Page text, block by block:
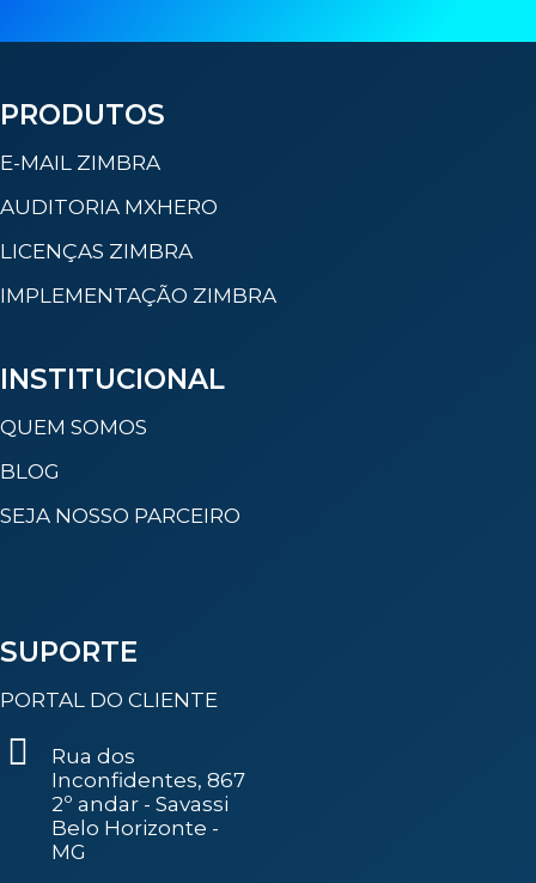
PRODUTOS
E-MAIL ZIMBRA
AUDITORIA MXHERO
LICENÇAS ZIMBRA
IMPLEMENTAÇÃO ZIMBRA
INSTITUCIONAL
QUEM SOMOS
BLOG
SEJA NOSSO PARCEIRO
SUPORTE
PORTAL DO CLIENTE
Rua dos
Inconfidentes, 867
2º andar - Savassi
Belo Horizonte -
MG